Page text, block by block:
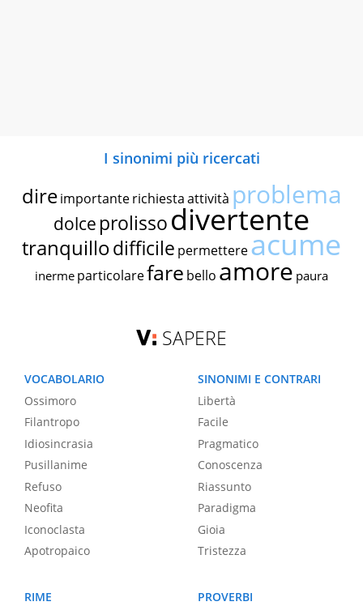
I sinonimi più ricercati
dire importante richiestaattività problema
dolce prolissodivertente
tranquillodifficile permettereacume
inerme particolarefare bello amore paura
SAPERE
VOCABOLARIO
Ossimoro
Filantropo
Idiosincrasia
Pusillanime
Refuso
Neofita
Iconoclasta
Apotropaico
SINONIMI E CONTRARI
Libertà
Facile
Pragmatico
Conoscenza
Riassunto
Paradigma
Gioia
Tristezza
RIME
PROVERBI